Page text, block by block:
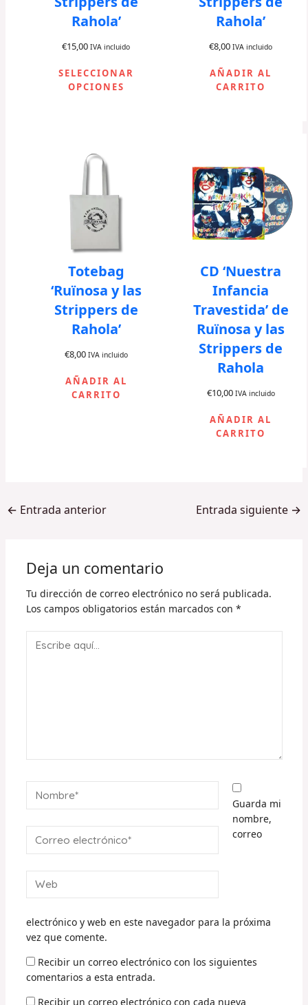
Rahola’
€15,00 IVA incluido
SELECCIONAR
OPCIONES
Rahola’
€8,00 IVA incluido
AÑADIR AL
CARRITO
Totebag
‘Ruïnosa y las
Strippers de
Rahola’
€8,00 IVA incluido
AÑADIR AL
CARRITO
CD ‘Nuestra
Infancia
Travestida’ de
Ruïnosa y las
Strippers de
Rahola
€10,00 IVA incluido
AÑADIR AL
CARRITO
← Entrada anterior Entrada siguiente →
Deja un comentario
Tu dirección de correo electrónico no será publicada.
Los campos obligatorios están marcados con *
aquí...
electrónico*
Guarda mi
nombre,
correo
electrónico y web en este navegador para la próxima
vez que comente.
Recibir un correo electrónico con los siguientes
comentarios a esta entrada.
Recibir un correo electrónico con cada nueva